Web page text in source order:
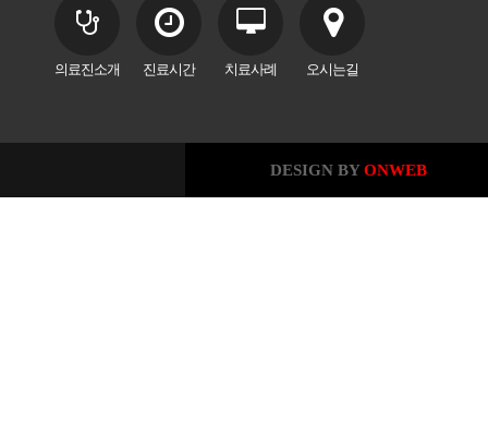
의료진소개 진료시간 치료사례 오시는길
DESIGN BYONWEB